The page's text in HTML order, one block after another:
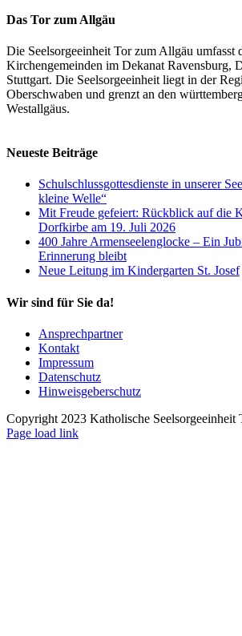
Das Tor zum Allgäu
Die Seelsorgeeinheit Tor zum Allgäu umfasst
Kirchengemeinden im Dekanat Ravensburg,
Stuttgart. Die Seelsorgeeinheit liegt in der
Oberschwaben und grenzt an den
Westallgäus.
Neueste Beiträge
Schulschlussgottesdienste in unserer
kleine Welle“
Mit Freude gefeiert: Rückblick auf die
Dorfkirbe am 19. Juli 2026
400 Jahre Armenseelenglocke – Ein
Erinnerung bleibt
Neue Leitung im Kindergarten St. Josef
Wir sind für Sie da!
Ansprechpartner
Kontakt
Impressum
Datenschutz
Hinweisgeberschutz
Copyright 2023 Katholische Seelsorgeeinheit
Page load link